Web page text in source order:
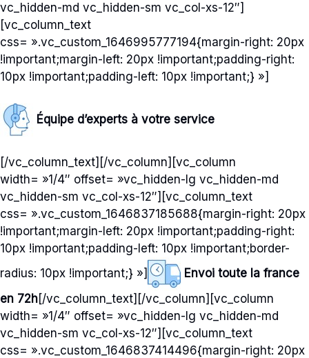
vc_hidden-md vc_hidden-sm vc_col-xs-12″]
[vc_column_text
css= ».vc_custom_1646995777194{margin-right: 20px
!important;margin-left: 20px !important;padding-right:
10px !important;padding-left: 10px !important;} »]
Équipe d’experts à votre service
[/vc_column_text][/vc_column][vc_column
width= »1/4″ offset= »vc_hidden-lg vc_hidden-md
vc_hidden-sm vc_col-xs-12″][vc_column_text
css= ».vc_custom_1646837185688{margin-right: 20px
!important;margin-left: 20px !important;padding-right:
10px !important;padding-left: 10px !important;border-
radius: 10px !important;} »]
Envoi toute la france
en 72h[/vc_column_text][/vc_column][vc_column
width= »1/4″ offset= »vc_hidden-lg vc_hidden-md
vc_hidden-sm vc_col-xs-12″][vc_column_text
css= ».vc_custom_1646837414496{margin-right: 20px